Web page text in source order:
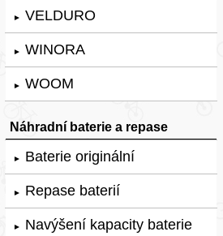
► VELDURO
► WINORA
► WOOM
Náhradní baterie a repase
► Baterie originální
► Repase baterií
► Navýšení kapacity baterie